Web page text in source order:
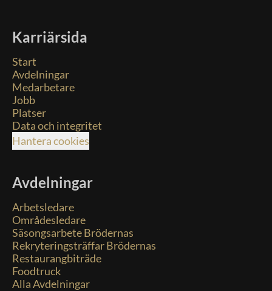
Karriärsida
Start
Avdelningar
Medarbetare
Jobb
Platser
Data och integritet
Hantera cookies
Avdelningar
Arbetsledare
Områdesledare
Säsongsarbete Brödernas
Rekryteringsträffar Brödernas
Restaurangbiträde
Foodtruck
Alla Avdelningar